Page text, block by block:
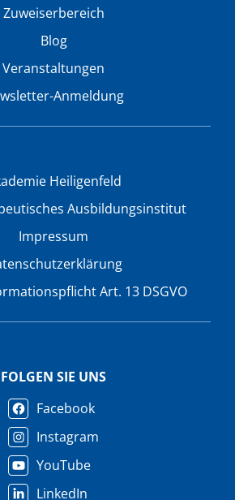
Zuweiserbereich
Blog
Veranstaltungen
Anmeldung
Heiligenfeld
Ausbildungsinstitut
Impressum
Art. 13 DSGVO
FOLGEN SIE UNS
Facebook
Instagram
YouTube
LinkedIn